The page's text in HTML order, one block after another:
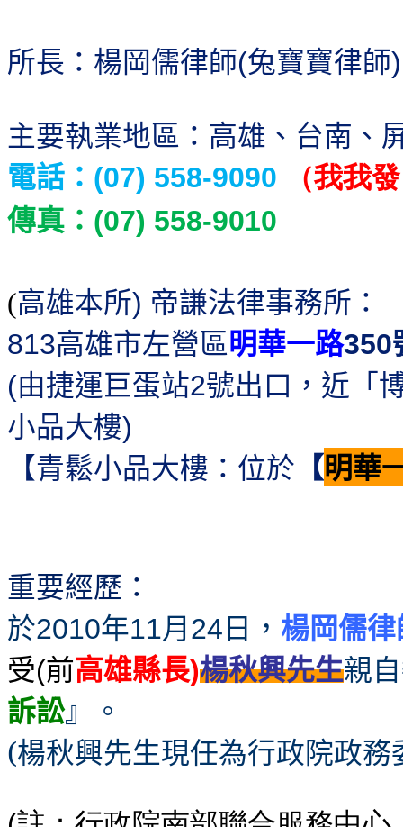
所長：楊岡儒律師(兔寶寶律師)
主要執業地區：高雄、台南、
電話： (07) 558-9090
（我我
傳真： (07) 558-9010
(高雄本所) 帝謙法律事務所：
813高雄市左營區明華一路350
(由捷運巨蛋站2號出口，近「
小品大樓)
【青鬆小品大樓：位於 【明華
重要經歷：
於2010年11月24日， 楊岡儒
受(前高雄縣長)楊秋興先生親
訴訟』。
(楊秋興先生現任為行政院政